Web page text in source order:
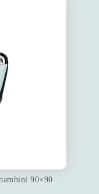
90×90